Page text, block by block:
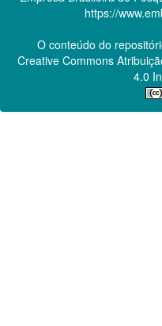
https://
O conteúdo do
Creative Commons
4.0